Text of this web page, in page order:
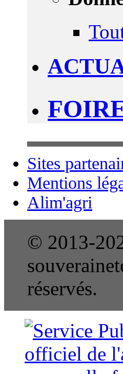
Sites
Mentions
Alim'agri
© 2013-
réservés.